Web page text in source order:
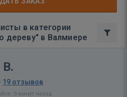
в категории
дереву" в Валмиере
· 19 отзывов
9 минут назад